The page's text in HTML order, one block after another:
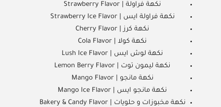
نكهة فراولة | Strawberry Flavor
نكهة فراولة ايس | Strawberry Ice Flavor
نكهة كرز | Cherry Flavor
نكهة كولا | Cola Flavor
نكهة لوش ايس | Lush Ice Flavor
نكهة ليمون توت | Lemon Berry Flavor
نكهة مانجو | Mango Flavor
نكهة مانجو ايس | Mango Ice Flavor
نكهة مخبوزات و حلويات | Bakery & Candy Flavor